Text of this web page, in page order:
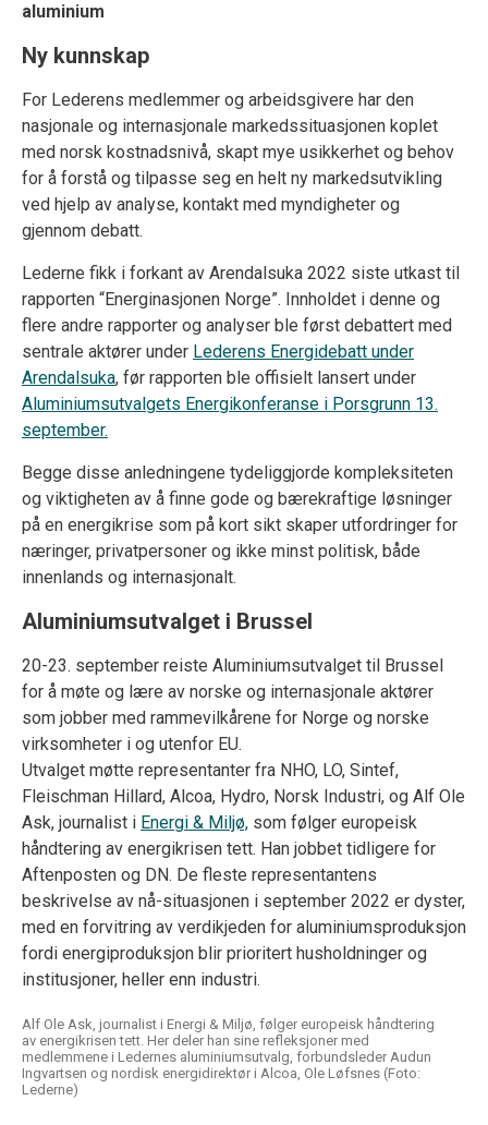
aluminium
Ny kunnskap
For Lederens medlemmer og arbeidsgivere har den
nasjonale og internasjonale markedssituasjonen koplet
med norsk kostnadsnivå, skapt mye usikkerhet og behov
for å forstå og tilpasse seg en helt ny markedsutvikling
ved hjelp av analyse, kontakt med myndigheter og
gjennom debatt.
Lederne fikk i forkant av Arendalsuka 2022 siste utkast til
rapporten “Energinasjonen Norge”. Innholdet i denne og
flere andre rapporter og analyser ble først debattert med
sentrale aktører under Lederens Energidebatt under
Arendalsuka, før rapporten ble offisielt lansert under
Aluminiumsutvalgets Energikonferanse i Porsgrunn 13.
september.
Begge disse anledningene tydeliggjorde kompleksiteten
og viktigheten av å finne gode og bærekraftige løsninger
på en energikrise som på kort sikt skaper utfordringer for
næringer, privatpersoner og ikke minst politisk, både
innenlands og internasjonalt.
Aluminiumsutvalget i Brussel
20-23. september reiste Aluminiumsutvalget til Brussel
for å møte og lære av norske og internasjonale aktører
som jobber med rammevilkårene for Norge og norske
virksomheter i og utenfor EU.
Utvalget møtte representanter fra NHO, LO, Sintef,
Fleischman Hillard, Alcoa, Hydro, Norsk Industri, og Alf Ole
Ask, journalist i Energi & Miljø, som følger europeisk
håndtering av energikrisen tett. Han jobbet tidligere for
Aftenposten og DN. De fleste representantens
beskrivelse av nå-situasjonen i september 2022 er dyster,
med en forvitring av verdikjeden for aluminiumsproduksjon
fordi energiproduksjon blir prioritert husholdninger og
institusjoner, heller enn industri.
Alf Ole Ask, journalist i Energi & Miljø, følger europeisk håndtering
av energikrisen tett. Her deler han sine refleksjoner med
medlemmene i Ledernes aluminiumsutvalg, forbundsleder Audun
Ingvartsen og nordisk energidirektør i Alcoa, Ole Løfsnes (Foto:
Lederne)